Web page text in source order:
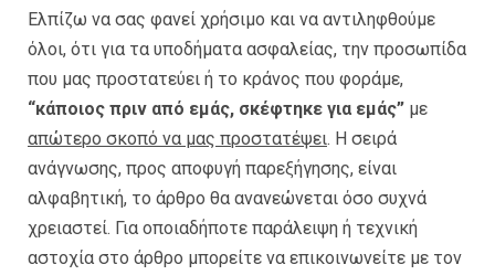
Ελπίζω να σας φανεί χρήσιμο και να αντιληφθούμε
όλοι, ότι για τα υποδήματα ασφαλείας, την προσωπίδα
που μας προστατεύει ή το κράνος που φοράμε,
“κάποιος πριν από εμάς, σκέφτηκε για εμάς” με
απώτερο σκοπό να μας προστατέψει. Η σειρά
ανάγνωσης, προς αποφυγή παρεξήγησης, είναι
αλφαβητική, το άρθρο θα ανανεώνεται όσο συχνά
χρειαστεί. Για οποιαδήποτε παράλειψη ή τεχνική
αστοχία στο άρθρο μπορείτε να επικοινωνείτε με τον